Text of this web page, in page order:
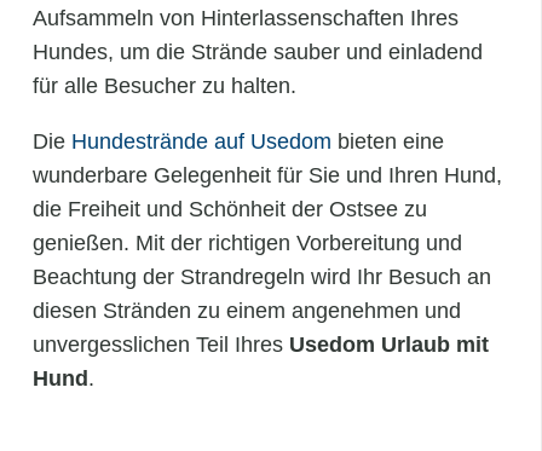
Aufsammeln von Hinterlassenschaften Ihres
Hundes, um die Strände sauber und einladend
für alle Besucher zu halten.
Die Hundestrände auf Usedom bieten eine
wunderbare Gelegenheit für Sie und Ihren Hund,
die Freiheit und Schönheit der Ostsee zu
genießen. Mit der richtigen Vorbereitung und
Beachtung der Strandregeln wird Ihr Besuch an
diesen Stränden zu einem angenehmen und
unvergesslichen Teil Ihres Usedom Urlaub mit
Hund .